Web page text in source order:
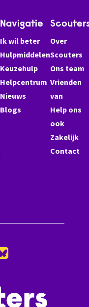
Navigatie
Ik wil beter
Hulpmiddelen
Keuzehulp
Helpcentrum
Nieuws
Blogs
Over
Scouters
Ons team
Vrienden
van
Help ons
ook
Zakelijk
Contact